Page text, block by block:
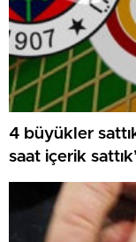
4 büyükler
saat içerik